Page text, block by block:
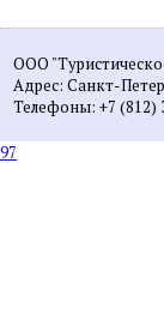
ООО
Адрес: Санкт-
Телефоны: +7 (812)
97